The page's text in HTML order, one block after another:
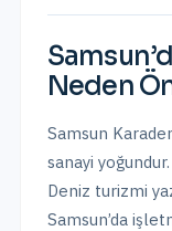
Samsun
Neden
Samsun
sanayi yoğundur.
Deniz turizmi
Samsun’da